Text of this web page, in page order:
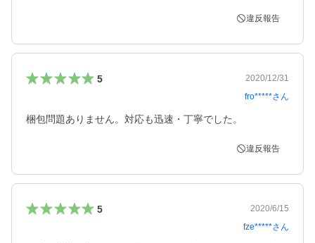
違反報告
5
2020/12/31
fro*****さん
梱包問題ありません。対応も迅速・丁寧でした。
違反報告
5
2020/6/15
fze*****さん